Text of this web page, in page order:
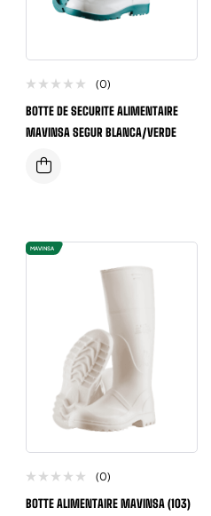
(0)
BOTTE DE SECURITE ALIMENTAIRE
MAVINSA SEGUR BLANCA/VERDE
MAVINSA
(0)
BOTTE ALIMENTAIRE MAVINSA (103)